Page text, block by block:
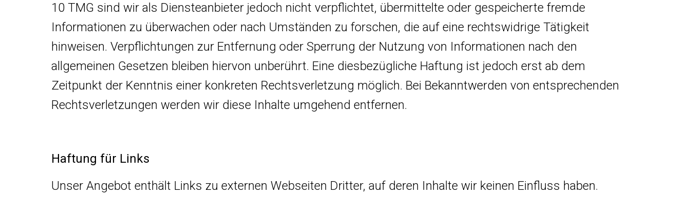
10 TMG sind wir als Diensteanbieter jedoch nicht verpflichtet, übermittelte oder gespeicherte fremde
Informationen zu überwachen oder nach Umständen zu forschen, die auf eine rechtswidrige Tätigkeit
hinweisen. Verpflichtungen zur Entfernung oder Sperrung der Nutzung von Informationen nach den
allgemeinen Gesetzen bleiben hiervon unberührt. Eine diesbezügliche Haftung ist jedoch erst ab dem
Zeitpunkt der Kenntnis einer konkreten Rechtsverletzung möglich. Bei Bekanntwerden von entsprechenden
Rechtsverletzungen werden wir diese Inhalte umgehend entfernen.
Haftung für Links
Unser Angebot enthält Links zu externen Webseiten Dritter, auf deren Inhalte wir keinen Einfluss haben.